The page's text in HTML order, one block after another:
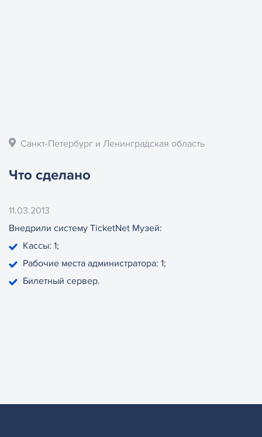
Санкт-Петербург и Ленинградская область
Что сделано
11.03.2013
Внедрили систему TicketNet Музей:
Кассы: 1;
Рабочие места администратора: 1;
Билетный сервер.